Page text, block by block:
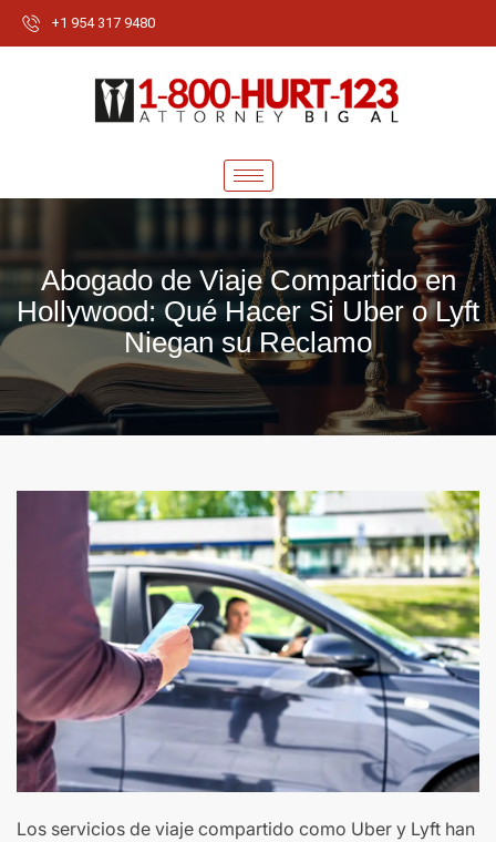
+1 954 317 9480
Abogado de Viaje Compartido en
Hollywood: Qué Hacer Si Uber o Lyft
Niegan su Reclamo
Los servicios de viaje compartido como Uber y Lyft han